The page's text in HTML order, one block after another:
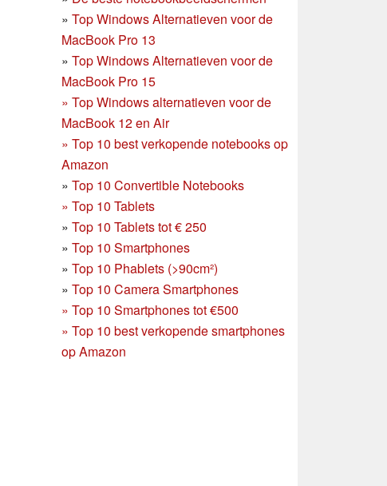
» Top Windows Alternatieven voor de
MacBook Pro 13
» Top Windows Alternatieven voor de
MacBook Pro 15
» Top Windows alternatieven voor de
MacBook 12 en Air
» Top 10 best verkopende notebooks op
Amazon
» Top 10 Convertible Notebooks
» Top 10 Tablets
» Top 10 Tablets tot € 250
» Top 10 Smartphones
» Top 10 Phablets (>90cm²)
» Top 10 Camera Smartphones
» Top 10 Smartphones tot €500
» Top 10 best verkopende smartphones
op Amazon